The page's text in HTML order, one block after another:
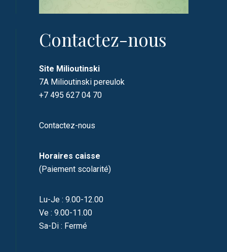
Contactez-nous
Site Milioutinski
7A Milioutinski pereulok
+7 495 627 04 70
Contactez-nous
Horaires caisse
(Paiement scolarité)
Lu-Je : 9.00-12.00
Ve : 9.00-11.00
Sa-Di : Fermé